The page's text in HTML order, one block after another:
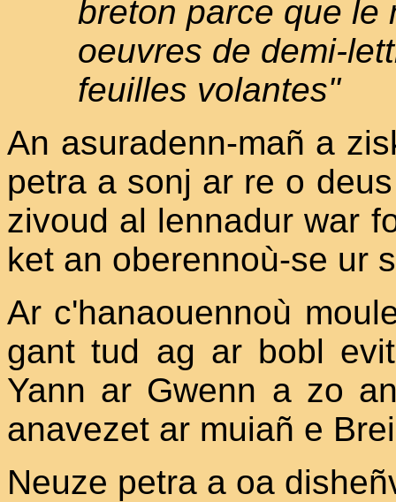
breton parce que le
oeuvres de demi-
feuilles volantes"
An asuradenn-mañ a
petra a sonj ar re o
zivoud al lennadur war
ket an oberennoù-se ur
Ar c'hanaouennoù
gant tud ag ar bobl
Yann ar Gwenn a zo
anavezet ar muiañ e
Neuze petra a oa